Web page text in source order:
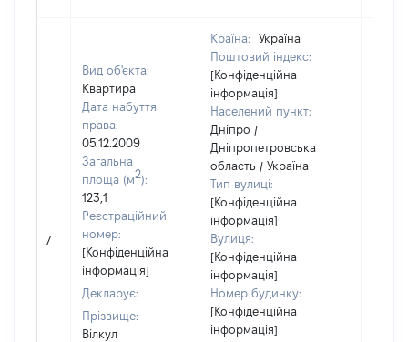
7
Вид об'єкта:
Квартира
Дата набуття
права:
05.12.2009
Загальна
площа (м2):
123,1
Реєстраційний
номер:
[Конфіденційна
інформація]
Декларує:
Прізвище:
Вілкул
Країна:
Україна
Поштовий індекс:
[Конфіденційна
інформація]
Населений пункт:
Дніпро /
Дніпропетровська
область / Україна
Тип вулиці:
[Конфіденційна
інформація]
Вулиця:
[Конфіденційна
інформація]
Номер будинку:
[Конфіденційна
інформація]